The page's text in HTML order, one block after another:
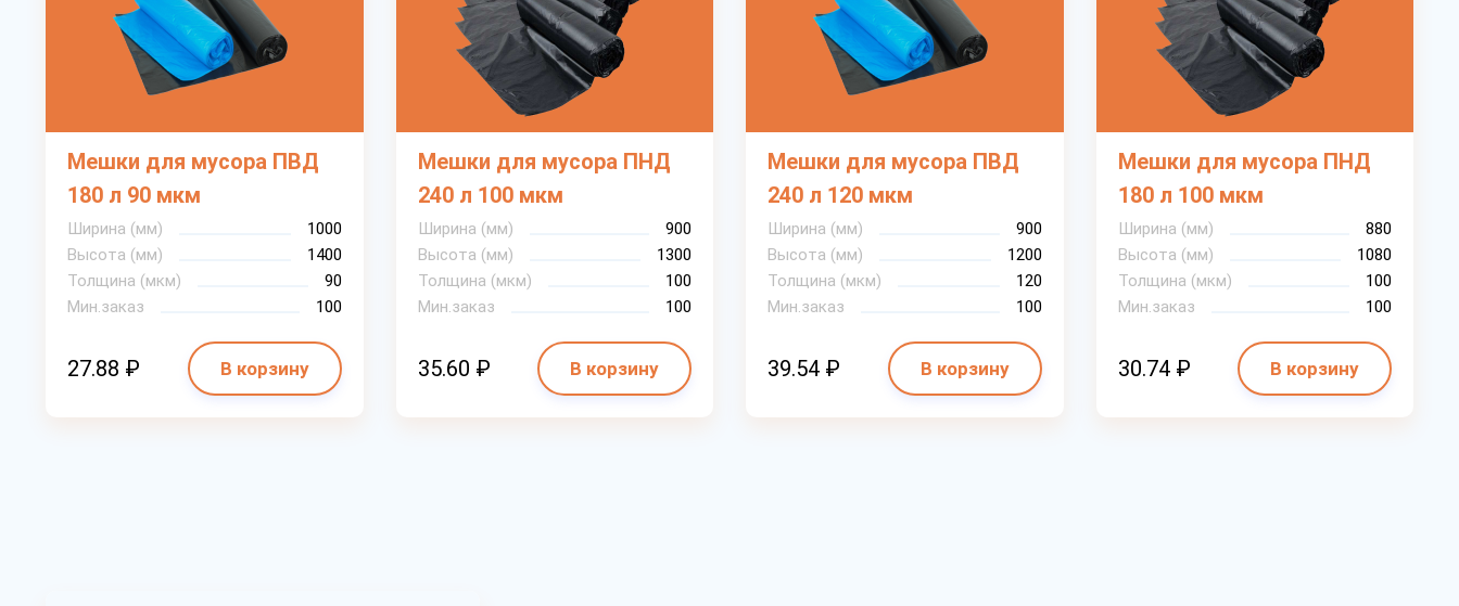
Мешки для мусора ПВД
180 л 90 мкм
Ширина (мм)
1000
Высота (мм)
1400
Толщина (мкм)
90
Мин.заказ
100
27.88 ₽ В корзину
Мешки для мусора ПНД
240 л 100 мкм
Ширина (мм)
900
Высота (мм)
1300
Толщина (мкм)
100
Мин.заказ
100
35.60 ₽ В корзину
Мешки для мусора ПВД
240 л 120 мкм
Ширина (мм)
900
Высота (мм)
1200
Толщина (мкм)
120
Мин.заказ
100
39.54 ₽ В корзину
Мешки для мусора ПНД
180 л 100 мкм
Ширина (мм)
880
Высота (мм)
1080
Толщина (мкм)
100
Мин.заказ
100
30.74 ₽ В корзину